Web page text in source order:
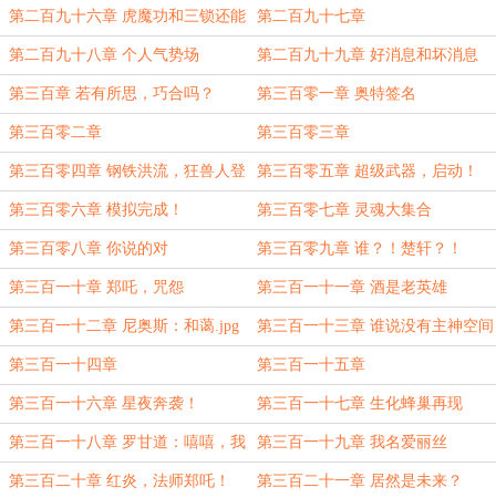
统还是我是总统！
第二百九十六章 虎魔功和三锁还能
打配合？
第二百九十七章
第二百九十八章 个人气势场 第二百九十九章 好消息和坏消息
第三百章 若有所思，巧合吗？ 第三百零一章 奥特签名
第三百零二章 第三百零三章
第三百零四章 钢铁洪流，狂兽人登
场！
第三百零五章 超级武器，启动！
第三百零六章 模拟完成！ 第三百零七章 灵魂大集合
第三百零八章 你说的对 第三百零九章 谁？！楚轩？！
第三百一十章 郑吒，咒怨 第三百一十一章 酒是老英雄
第三百一十二章 尼奥斯：和蔼.jpg 第三百一十三章 谁说没有主神空间
的
第三百一十四章 第三百一十五章
第三百一十六章 星夜奔袭！ 第三百一十七章 生化蜂巢再现
第三百一十八章 罗甘道：嘻嘻，我
一定要活下去啊！
第三百一十九章 我名爱丽丝
第三百二十章 红炎，法师郑吒！ 第三百二十一章 居然是未来？